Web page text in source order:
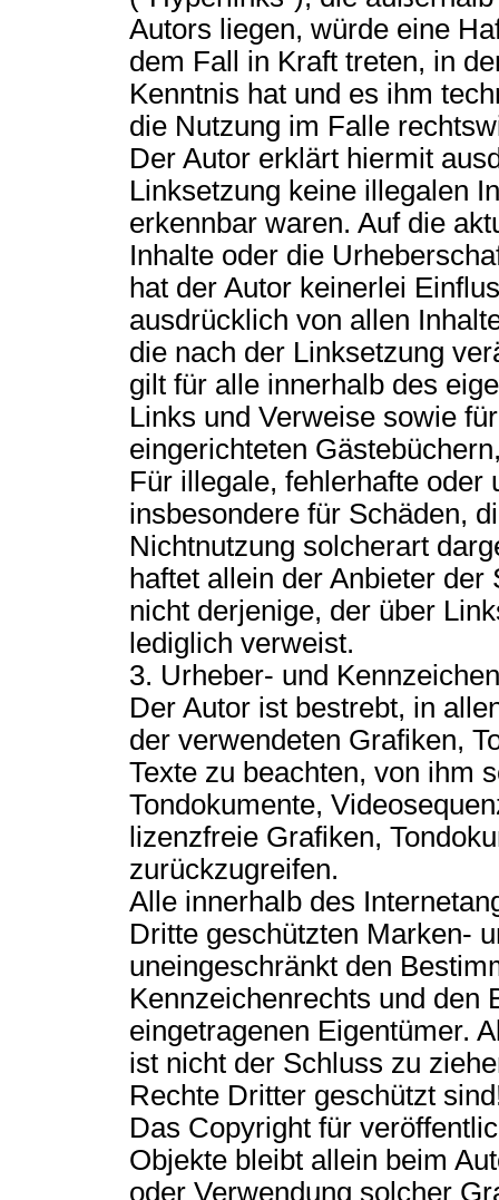
Autors liegen, würde eine
dem Fall in Kraft treten, in
Kenntnis hat und es ihm
die Nutzung im Falle
Der Autor erklärt hiermit
Linksetzung keine illegalen
erkennbar waren. Auf die
Inhalte oder die
hat der Autor keinerlei
ausdrücklich von allen
die nach der Linksetzung
gilt für alle innerhalb des
Links und Verweise sowie
eingerichteten
Für illegale, fehlerhafte oder
insbesondere für Schäden,
Nichtnutzung solcherart
haftet allein der Anbieter
nicht derjenige, der über
lediglich verweist.
3. Urheber- und
Der Autor ist bestrebt, in
der verwendeten Grafiken,
Texte zu beachten, von ihm
Tondokumente,
lizenzfreie Grafiken,
zurückzugreifen.
Alle innerhalb des
Dritte geschützten Marken-
uneingeschränkt den
Kennzeichenrechts und den
eingetragenen Eigentümer.
ist nicht der Schluss zu
Rechte Dritter geschützt
Das Copyright für
Objekte bleibt allein beim
oder Verwendung solcher